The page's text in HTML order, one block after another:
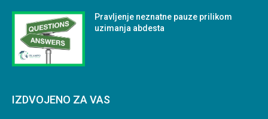
Pravljenje neznatne pauze prilikom
uzimanja abdesta
IZDVOJENO ZA VAS